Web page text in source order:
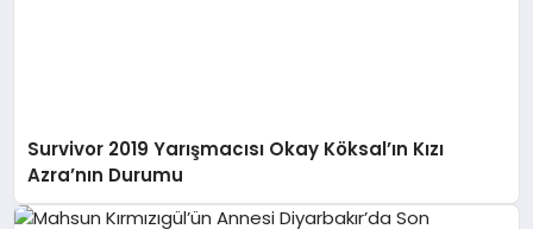
Survivor 2019 Yarışmacısı Okay Köksal’ın Kızı
Azra’nın Durumu